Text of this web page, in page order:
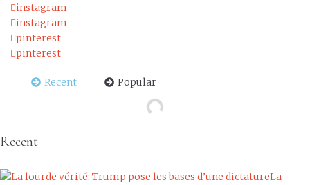
instagram
instagram
pinterest
pinterest
Recent Popular
Recent
La